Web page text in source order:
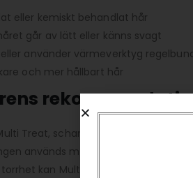
eller kemiskt behandlat hår
går av lätt eller känns svagt
använder värmeverktyg
och mer hållbart hår
Treat, schampo och balsam vid
används minst 1 gång i veckan,
kan Multi Treat användas